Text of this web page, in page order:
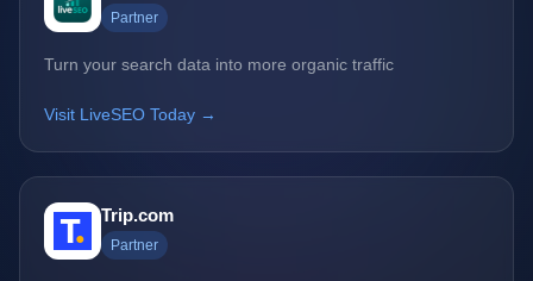
Partner
Turn your search data into more organic traffic
Visit LiveSEO Today →
Trip.com
Partner